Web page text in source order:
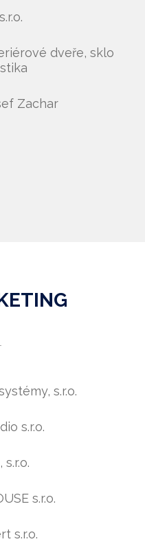
dveře, sklo
Zachar
s.r.o.
s.r.o.
s.r.o.
s.r.o.
s.r.o.